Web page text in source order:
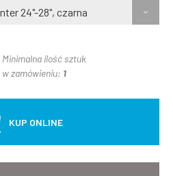
24"-28", czarna
Minimalna ilość sztuk
w zamówieniu: 1
KUP ONLINE